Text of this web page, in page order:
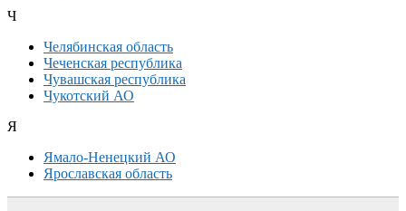
Ч
Челябинская область
Чеченская республика
Чувашская республика
Чукотский АО
Я
Ямало-Ненецкий АО
Ярославская область